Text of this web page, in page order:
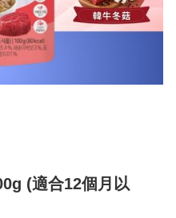
(適合12個月以